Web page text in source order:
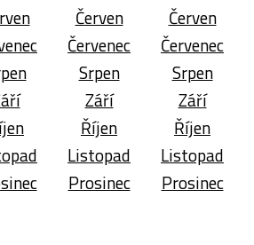
Červen
Červenec
Srpen
Září
Říjen
Listopad
Prosinec
Červen
Červenec
Srpen
Září
Říjen
Listopad
Prosinec